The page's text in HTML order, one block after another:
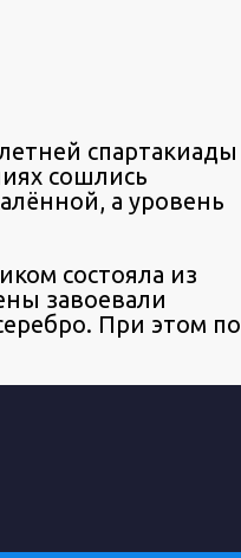
спартакиады
сошлись
а уровень
состояла из
завоевали
При этом по